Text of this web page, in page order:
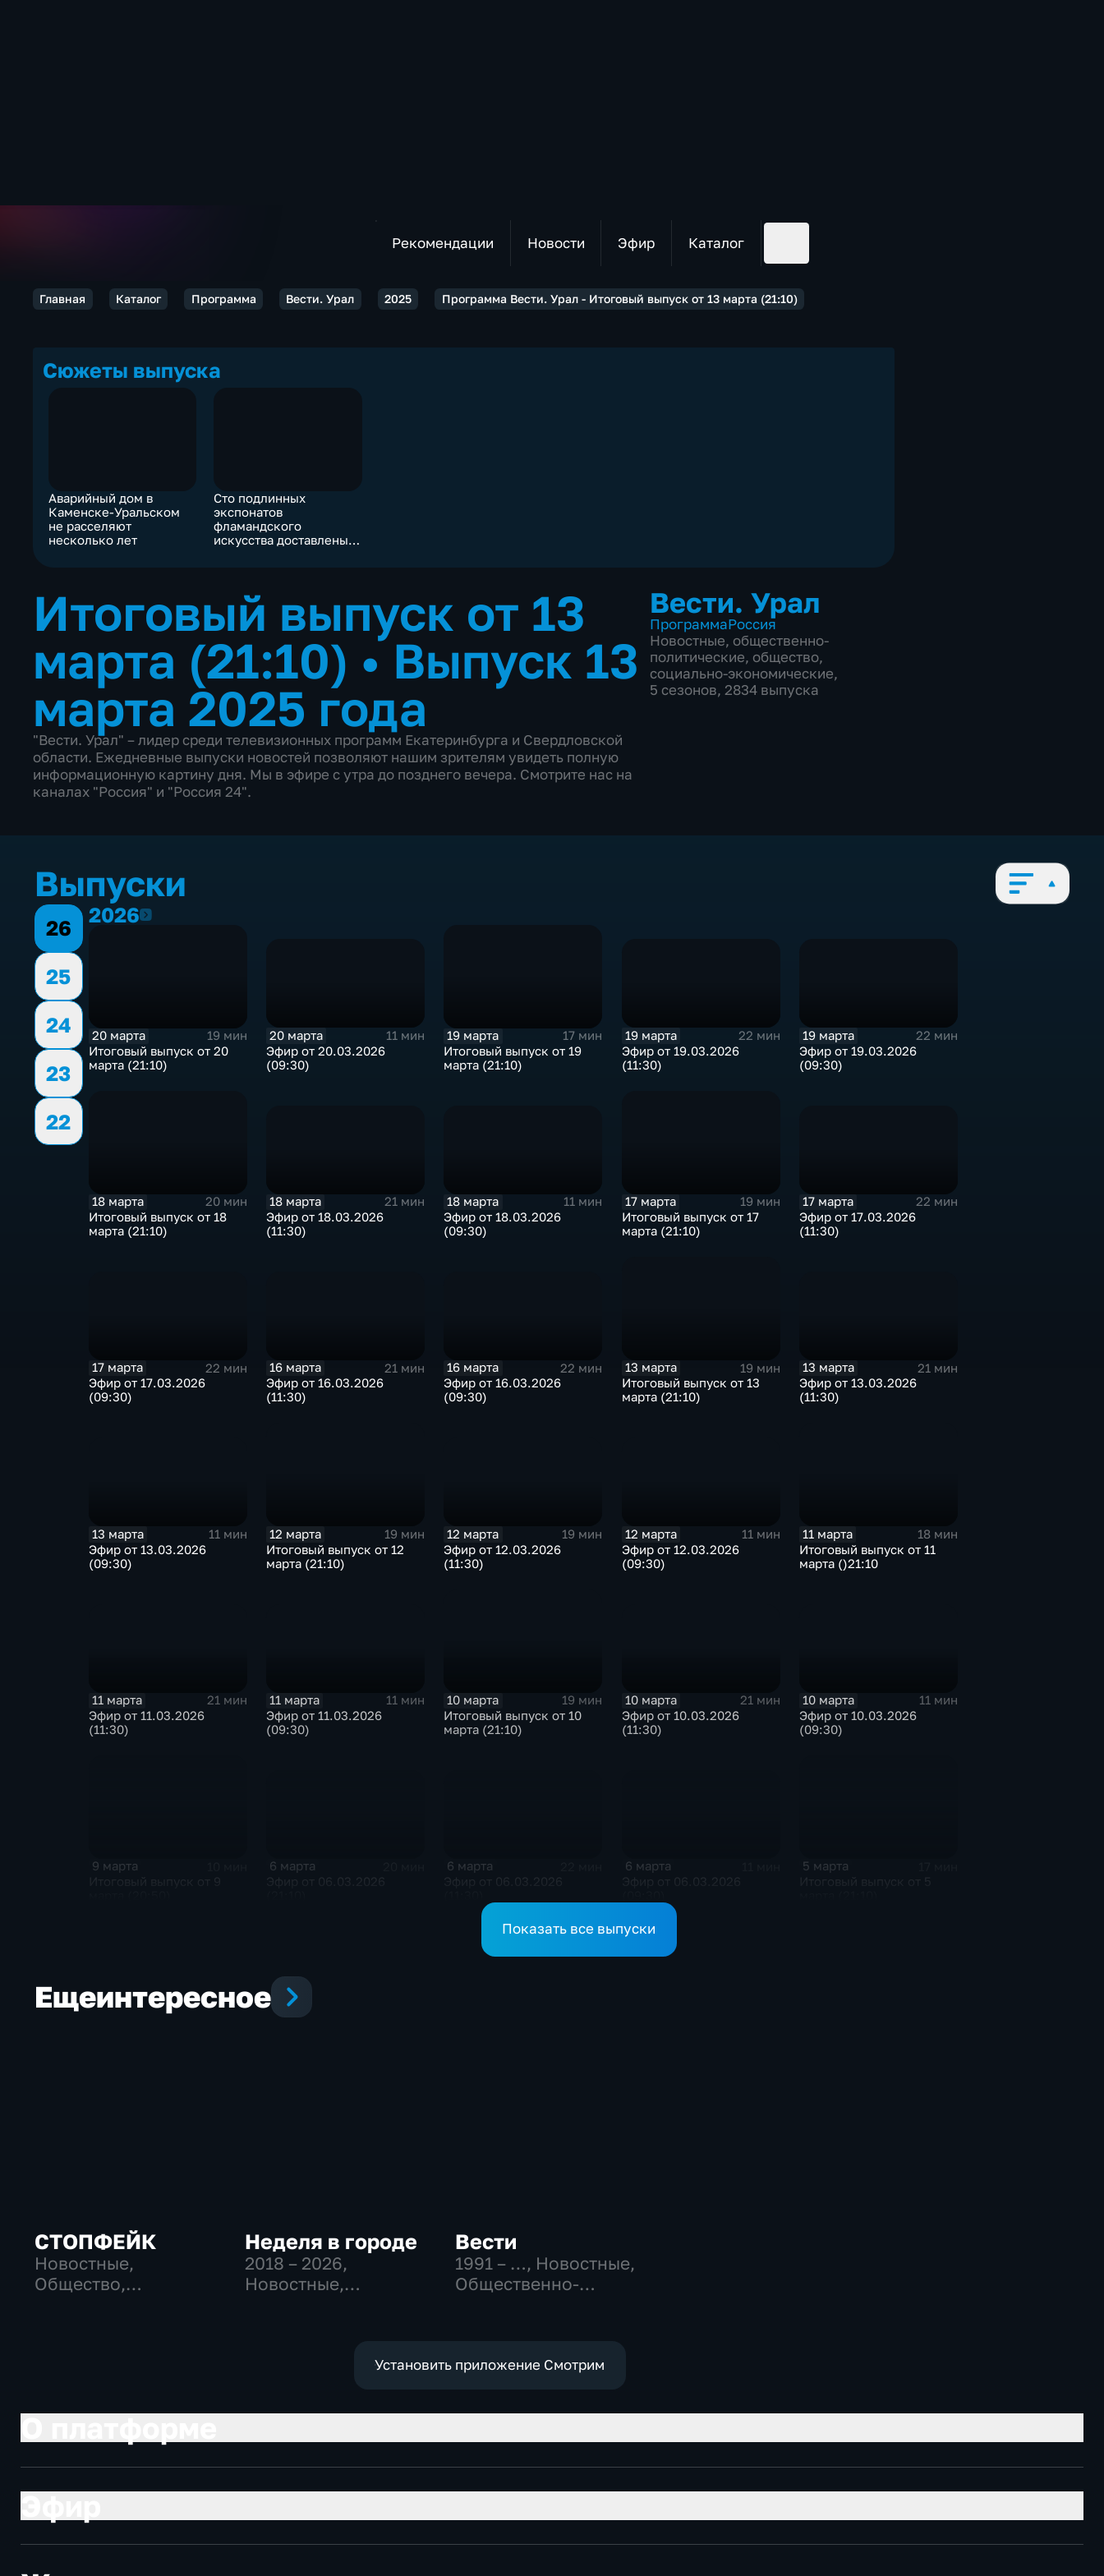
Рекомендации Новости Эфир Каталог
Главная Каталог Программа Вести. Урал 2025 Программа Вести. Урал - Итоговый выпуск от 13 марта (21:10)
Сюжеты выпуска
Аварийный дом в
Каменске-Уральском
не расселяют
несколько лет
Сто подлинных
экспонатов
фламандского
искусства доставлены
Итоговый выпуск от 13
марта (21:10) •Выпуск 13
марта 2025 года
"Вести. Урал" – лидер среди телевизионных программ Екатеринбурга и Свердловской
области. Ежедневные выпуски новостей позволяют нашим зрителям увидеть полную
информационную картину дня. Мы в эфире с утра до позднего вечера. Смотрите нас на
каналах "Россия" и "Россия 24".
Вести. Урал
ПрограммаРоссия
Новостные, общественно-
политические, общество,
социально-экономические,
5 сезонов, 2834 выпуска
Выпуски
26
25
24
23
22
20262026
20 марта
19 мин
Итоговый выпуск от 20
марта (21:10)
20 марта
11 мин
Эфир от 20.03.2026
(09:30)
19 марта
17 мин
Итоговый выпуск от 19
марта (21:10)
19 марта
22 мин
Эфир от 19.03.2026
(11:30)
19 марта
22 мин
Эфир от 19.03.2026
(09:30)
18 марта
20 мин
Итоговый выпуск от 18
марта (21:10)
18 марта
21 мин
Эфир от 18.03.2026
(11:30)
18 марта
11 мин
Эфир от 18.03.2026
(09:30)
17 марта
19 мин
Итоговый выпуск от 17
марта (21:10)
17 марта
22 мин
Эфир от 17.03.2026
(11:30)
17 марта
22 мин
Эфир от 17.03.2026
(09:30)
16 марта
21 мин
Эфир от 16.03.2026
(11:30)
16 марта
22 мин
Эфир от 16.03.2026
(09:30)
13 марта
19 мин
Итоговый выпуск от 13
марта (21:10)
13 марта
21 мин
Эфир от 13.03.2026
(11:30)
13 марта
11 мин
Эфир от 13.03.2026
(09:30)
12 марта
19 мин
Итоговый выпуск от 12
марта (21:10)
12 марта
19 мин
Эфир от 12.03.2026
(11:30)
12 марта
11 мин
Эфир от 12.03.2026
(09:30)
11 марта
18 мин
Итоговый выпуск от 11
марта ()21:10
11 марта
21 мин
Эфир от 11.03.2026
(11:30)
11 марта
11 мин
Эфир от 11.03.2026
(09:30)
10 марта
19 мин
Итоговый выпуск от 10
марта (21:10)
10 марта
21 мин
Эфир от 10.03.2026
(11:30)
10 марта
11 мин
Эфир от 10.03.2026
(09:30)
9 марта 6 марта 6 марта 6 марта 5 марта
Показать все выпуски
Ещеинтересное
СТОПФЕЙК
Новостные,
Общество,
Неделя в городе
2018 – 2026,
Новостные,
Вести
1991 – …, Новостные,
Общественно-
Установить приложение Смотрим